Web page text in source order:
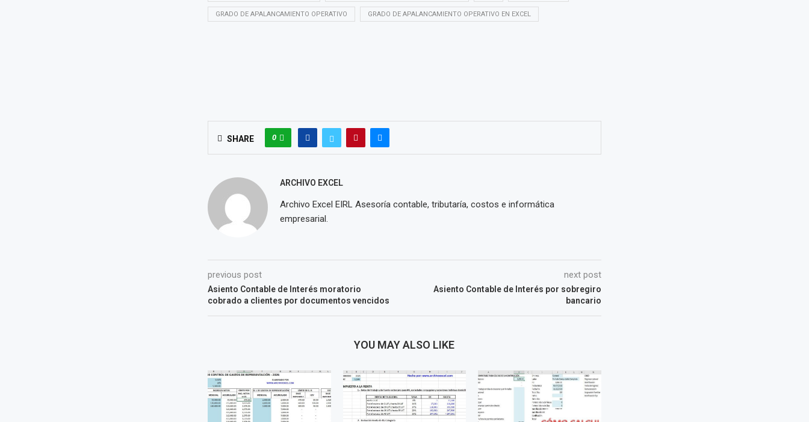
GRADO DE APALANCAMIENTO OPERATIVO GRADO DE APALANCAMIENTO OPERATIVO EN EXCEL
SHARE 0
ARCHIVO EXCEL
Archivo Excel EIRL Asesoría contable, tributaría, costos e informática
empresarial.
previous post
Asiento Contable de Interés moratorio
cobrado a clientes por documentos vencidos
next post
Asiento Contable de Interés por sobregiro
bancario
YOU MAY ALSO LIKE